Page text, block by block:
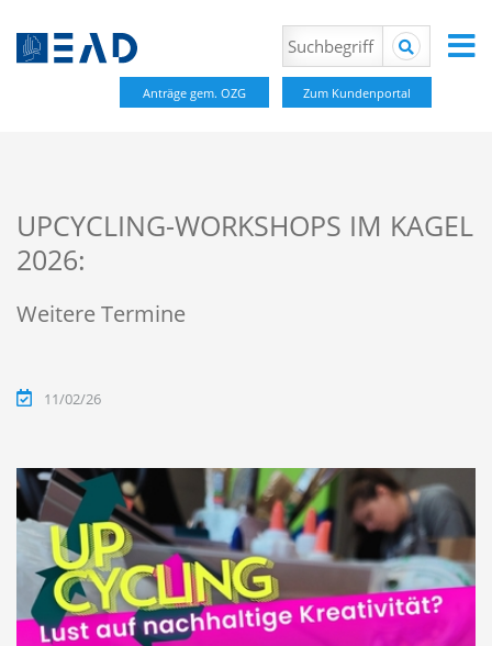
Anträge gem. OZG Zum Kundenportal
UPCYCLING-WORKSHOPS IM KAGEL
2026:
Weitere Termine
11/02/26